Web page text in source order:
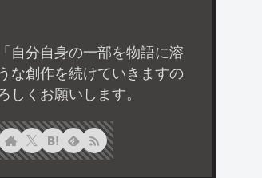
自分自身の一部を物語に溶
な創作を続けていきますの
しくお願いします。